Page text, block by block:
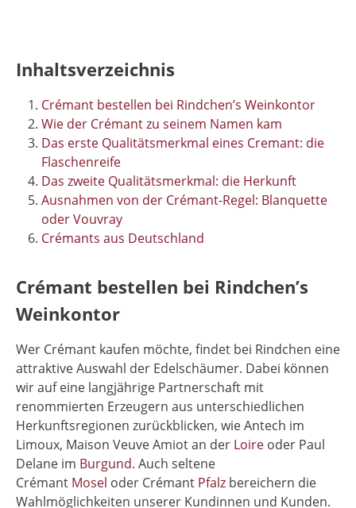
Inhaltsverzeichnis
Crémant bestellen bei Rindchen’s Weinkontor
Wie der Crémant zu seinem Namen kam
Das erste Qualitätsmerkmal eines Cremant: die
Flaschenreife
Das zweite Qualitätsmerkmal: die Herkunft
Ausnahmen von der Crémant-Regel: Blanquette
oder Vouvray
Crémants aus Deutschland
Crémant bestellen bei Rindchen’s
Weinkontor
Wer Crémant kaufen möchte, findet bei Rindchen eine
attraktive Auswahl der Edelschäumer. Dabei können
wir auf eine langjährige Partnerschaft mit
renommierten Erzeugern aus unterschiedlichen
Herkunftsregionen zurückblicken, wie Antech im
Limoux, Maison Veuve Amiot an der Loire oder Paul
Delane im Burgund. Auch seltene
Crémant Mosel oder Crémant Pfalz bereichern die
Wahlmöglichkeiten unserer Kundinnen und Kunden.